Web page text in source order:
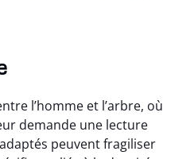
l’homme et l’arbre, où
demande une lecture
peuvent fragiliser